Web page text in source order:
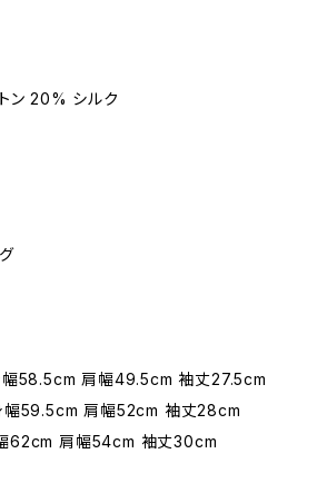
ン 20% シルク
58.5cm 肩幅49.5cm 袖丈27.5cm
59.5cm 肩幅52cm 袖丈28cm
62cm 肩幅54cm 袖丈30cm